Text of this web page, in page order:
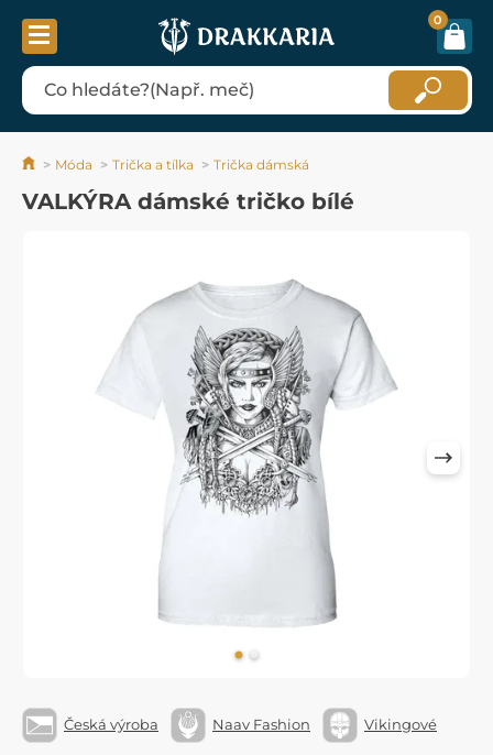
0
Móda Trička a tílka Trička dámská
VALKÝRA dámské tričko bílé
Česká výroba Naav Fashion Vikingové